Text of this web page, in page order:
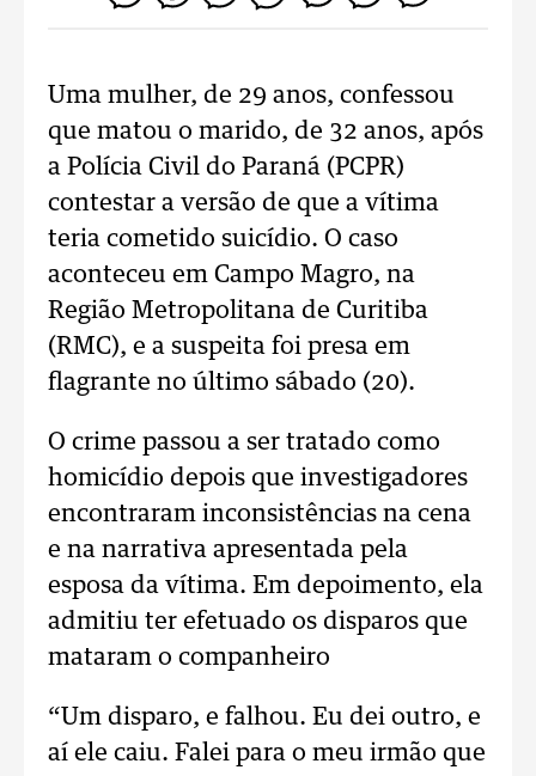
Uma mulher, de 29 anos, confessou
que matou o marido, de 32 anos, após
a Polícia Civil do Paraná (PCPR)
contestar a versão de que a vítima
teria cometido suicídio. O caso
aconteceu em Campo Magro, na
Região Metropolitana de Curitiba
(RMC), e a suspeita foi presa em
flagrante no último sábado (20).
O crime passou a ser tratado como
homicídio depois que investigadores
encontraram inconsistências na cena
e na narrativa apresentada pela
esposa da vítima. Em depoimento, ela
admitiu ter efetuado os disparos que
mataram o companheiro
“Um disparo, e falhou. Eu dei outro, e
aí ele caiu. Falei para o meu irmão que